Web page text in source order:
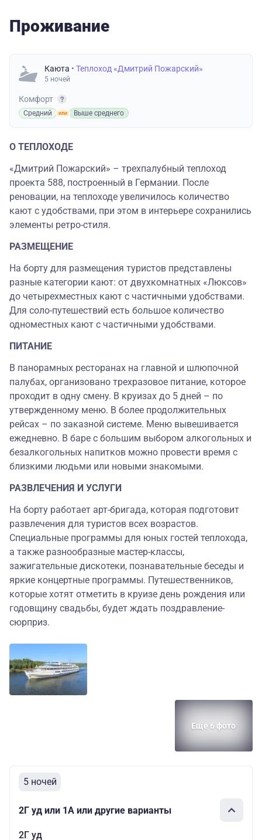
Проживание
Каюта • Теплоход «Дмитрий Пожарский»
5 ночей
Комфорт
Средний Выше среднего
О ТЕПЛОХОДЕ
«Дмитрий Пожарский» – трехпалубный теплоход
проекта 588, построенный в Германии. После
реновации, на теплоходе увеличилось количество
кают с удобствами, при этом в интерьере сохранились
элементы ретро-стиля.
РАЗМЕЩЕНИЕ
На борту для размещения туристов представлены
разные категории кают: от двухкомнатных «Люксов»
до четырехместных кают с частичными удобствами.
Для соло-путешествий есть большое количество
одноместных кают с частичными удобствами.
ПИТАНИЕ
В панорамных ресторанах на главной и шлюпочной
палубах, организовано трехразовое питание, которое
проходит в одну смену. В круизах до 5 дней – по
утвержденному меню. В более продолжительных
рейсах – по заказной системе. Меню вывешивается
ежедневно. В баре с большим выбором алкогольных и
безалкогольных напитков можно провести время с
близкими людьми или новыми знакомыми.
РАЗВЛЕЧЕНИЯ И УСЛУГИ
На борту работает арт-бригада, которая подготовит
развлечения для туристов всех возрастов.
Специальные программы для юных гостей теплохода,
а также разнообразные мастер-классы,
зажигательные дискотеки, познавательные беседы и
яркие концертные программы. Путешественников,
которые хотят отметить в круизе день рождения или
годовщину свадьбы, будет ждать поздравление-
сюрприз.
Еще 6 фото
5 ночей
2Г уд или 1А или другие варианты
2Г уд